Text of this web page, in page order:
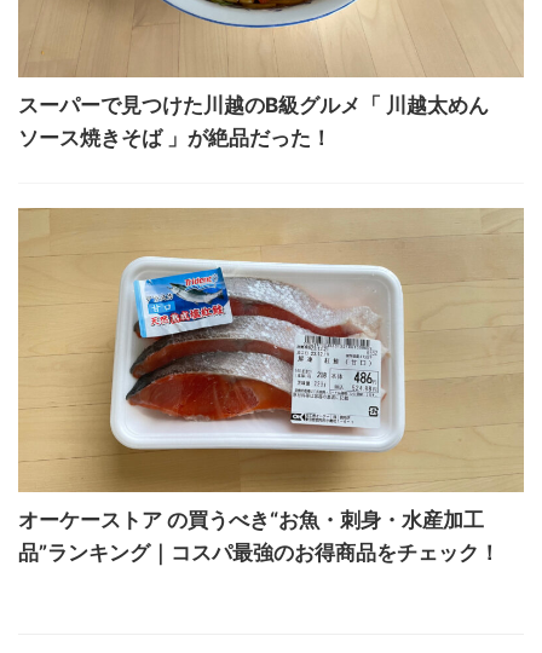
スーパーで見つけた川越のB級グルメ「 川越太めん
ソース焼きそば 」が絶品だった！
オーケーストア の買うべき“お魚・刺身・水産加工
品”ランキング｜コスパ最強のお得商品をチェック！